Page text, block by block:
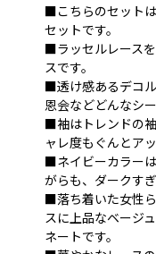
■こちらのセット
セットです。
■ラッセルレース
スです。
■透け感あるデコ
恩会などどんなシ
■袖はトレンドの
ャレ度もぐんとアッ
■ネイビーカラー
がらも、ダークす
■落ち着いた女性
スに上品なベージ
ネートです。